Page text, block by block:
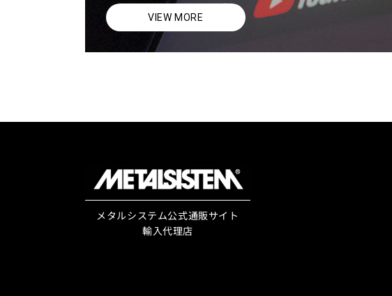
VIEW MORE
メタルシステム公式通販サイト
輸入代理店